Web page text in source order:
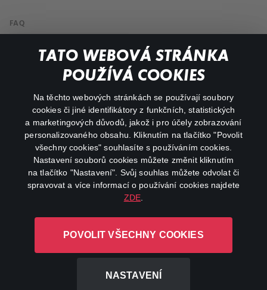
TATO WEBOVÁ STRÁNKA
POUŽÍVÁ COOKIES
Na těchto webových stránkách se používají soubory
cookies či jiné identifikátory z funkčních, statistických
a marketingových důvodů, jakož i pro účely zobrazování
personalizovaného obsahu. Kliknutím na tlačítko "Povolit
všechny cookies" souhlasíte s používáním cookies.
Nastavení souborů cookies můžete změnit kliknutím
na tlačítko "Nastavení". Svůj souhlas můžete odvolat či
spravovat a více informací o používání cookies najdete
ZDE
POVOLIT VŠECHNY COOKIES
NASTAVENÍ
FAQ
My profile
facebookinstagram
youtube
L-1246 Luxembourg R.C.S.